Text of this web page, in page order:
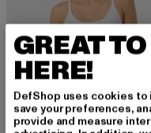
GREAT
HERE!
DefShop uses cookies to
save your preferences,
provide and measure